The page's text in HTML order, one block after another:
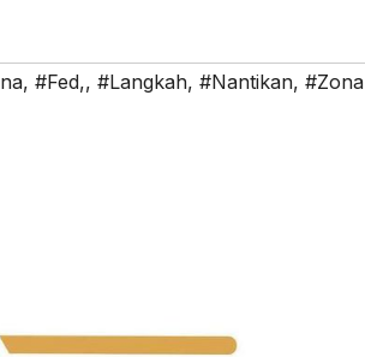
, #Fed,, #Langkah, #Nantikan, #Zona